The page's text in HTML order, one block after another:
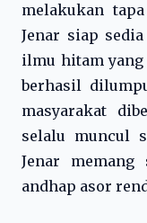
melakukan
Jenar siap
ilmu hitam yang
berhasil
masyarakat
selalu muncul
Jenar
andhap asor